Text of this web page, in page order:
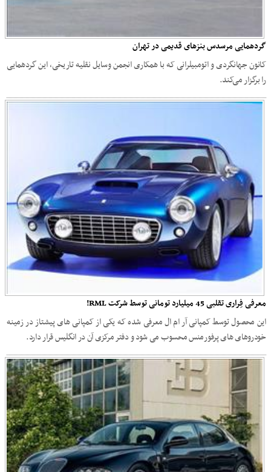
گردهمایی مرسدس بنزهای قدیمی در تهران
کانون جهانگردی و اتومبیلرانی که با همکاری انجمن وسایل نقلیه تاریخی، این گردهمایی
را برگزار می‌کند.
معرفی فِراری تقلبی 45 میلیارد تومانی توسط شرکت RML!
این محصول توسط کمپانی آر ام ال معرفی شده که یکی از کمپانی های پیشتاز در زمینه
خودروهای های پرفورمنس محسوب می شود و دفتر مرکزی آن در انگلیس قرار دارد.